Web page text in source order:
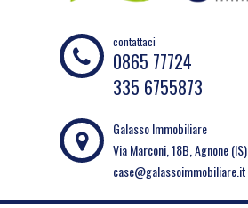
contattaci
0865 77724
335 6755873
Galasso Immobiliare
Via Marconi, 18B, Agnone (IS)
case@galassoimmobiliare.it